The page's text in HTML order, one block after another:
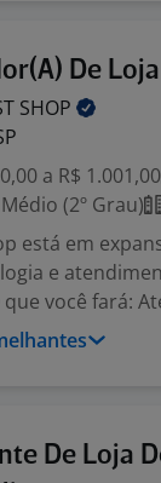
De
SHOP
a R$ 1.001,00
(2º Grau)
está em
e
você fará:
De Loja